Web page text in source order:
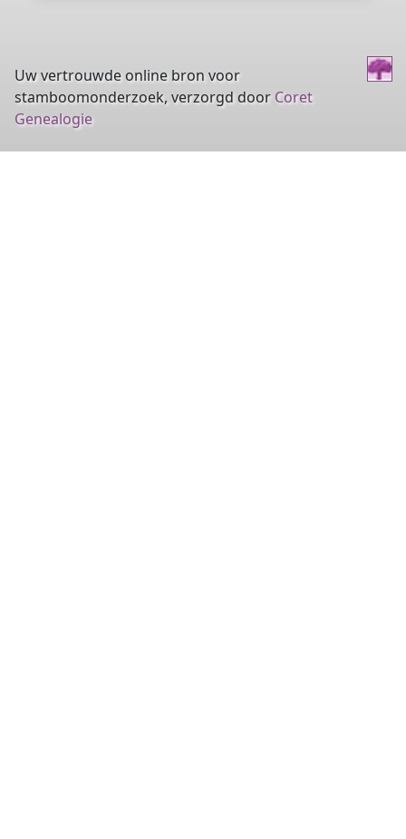
Uw vertrouwde online bron voor
stamboomonderzoek, verzorgd door Coret
Genealogie